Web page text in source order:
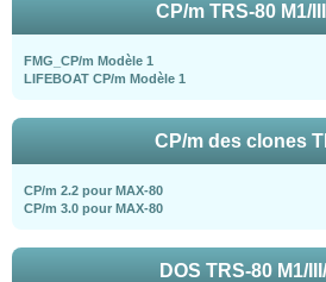
CP/m TRS-80 M1/
FMG_CP/m Modèle 1
LIFEBOAT CP/m Modèle 1
CP/m des clones
CP/m 2.2 pour MAX-80
CP/m 3.0 pour MAX-80
DOS TRS-80 M1/